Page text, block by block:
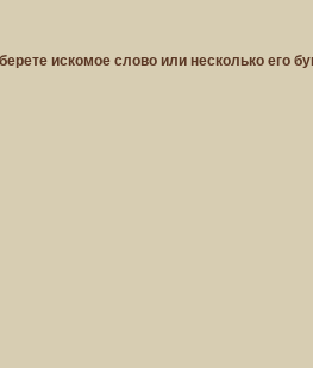
искомое слово или несколько его